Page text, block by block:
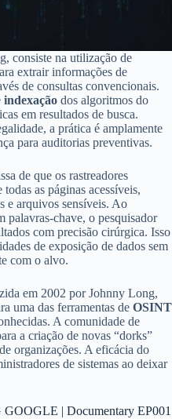
consiste na utilização de
extrair informações de
de consultas convencionais.
indexação dos algoritmos do
em resultados de busca.
a prática é amplamente
para auditorias preventivas.
de que os rastreadores
as páginas acessíveis,
e arquivos sensíveis. Ao
palavras-chave, o pesquisador
com precisão cirúrgica. Isso
de exposição de dados sem
com o alvo.
em 2002 por Johnny Long,
uma das ferramentas de OSINT
A comunidade de
a criação de novas “dorks”
organizações. A eficácia do
de sistemas ao deixar
| Documentary EP001